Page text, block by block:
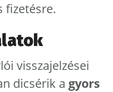
fizetésre.
visszajelzései
dicsérik a gyors